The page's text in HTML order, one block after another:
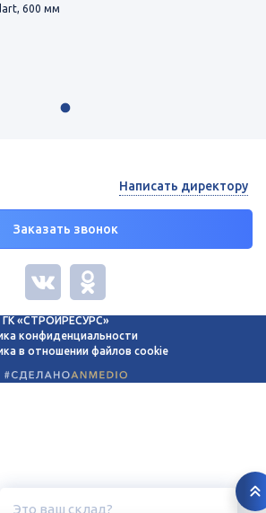
Это ваш склад?
600 мм
Заказать звонок
Написать директору
ГК «СТРОЙРЕСУРС»
конфиденциальности
в отношении файлов cookie